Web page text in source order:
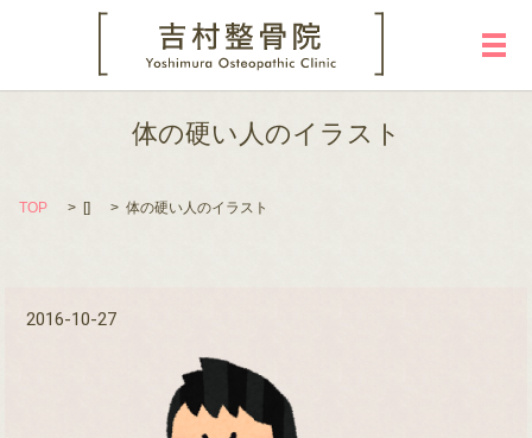
メ
体の硬い人のイラスト
TOP [] 体の硬い人のイラスト
2016-10-27